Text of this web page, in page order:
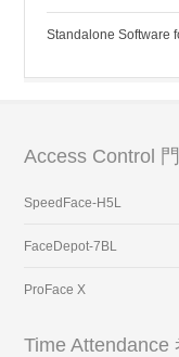
Standalone Software
Access Control
SpeedFace-H5L
FaceDepot-7BL
ProFace X
Time Attendance